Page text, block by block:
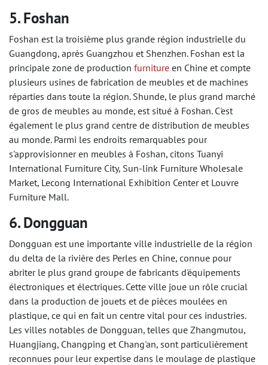
5. Foshan
Foshan est la troisième plus grande région industrielle du
Guangdong, après Guangzhou et Shenzhen. Foshan est la
principale zone de production furniture en Chine et compte
plusieurs usines de fabrication de meubles et de machines
réparties dans toute la région. Shunde, le plus grand marché
de gros de meubles au monde, est situé à Foshan. C'est
également le plus grand centre de distribution de meubles
au monde. Parmi les endroits remarquables pour
s'approvisionner en meubles à Foshan, citons Tuanyi
International Furniture City, Sun-link Furniture Wholesale
Market, Lecong International Exhibition Center et Louvre
Furniture Mall.
6. Dongguan
Dongguan est une importante ville industrielle de la région
du delta de la rivière des Perles en Chine, connue pour
abriter le plus grand groupe de fabricants d'équipements
électroniques et électriques. Cette ville joue un rôle crucial
dans la production de jouets et de pièces moulées en
plastique, ce qui en fait un centre vital pour ces industries.
Les villes notables de Dongguan, telles que Zhangmutou,
Huangjiang, Changping et Chang'an, sont particulièrement
reconnues pour leur expertise dans le moulage de plastique